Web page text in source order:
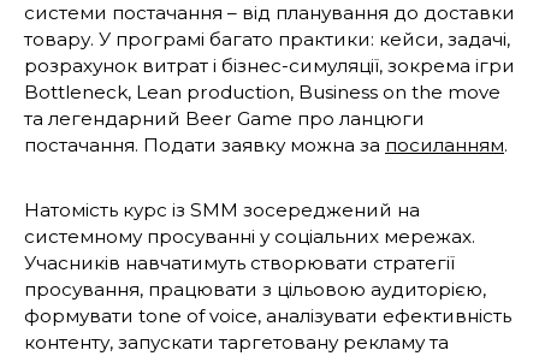
системи постачання – від планування до доставки
товару. У програмі багато практики: кейси, задачі,
розрахунок витрат і бізнес-симуляції, зокрема ігри
Bottleneck, Lean production, Business on the move
та легендарний Beer Game про ланцюги
постачання. Подати заявку можна за посиланням.
Натомість курс із SMM зосереджений на
системному просуванні у соціальних мережах.
Учасників навчатимуть створювати стратегії
просування, працювати з цільовою аудиторією,
формувати tone of voice, аналізувати ефективність
контенту, запускати таргетовану рекламу та